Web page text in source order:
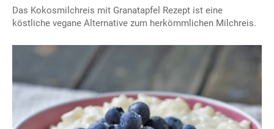
Das Kokosmilchreis mit Granatapfel Rezept ist eine
köstliche vegane Alternative zum herkömmlichen Milchreis.